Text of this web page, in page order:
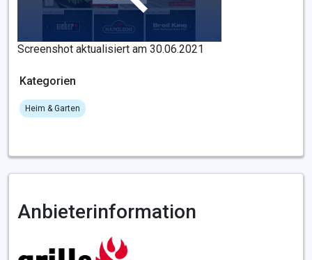
Screenshot aktualisiert am 30.06.2021
Kategorien
Heim & Garten
Anbieterinformation